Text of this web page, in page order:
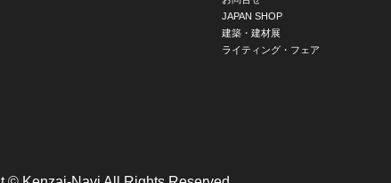
JAPAN SHOP
建築・建材展
ライティング・フェア